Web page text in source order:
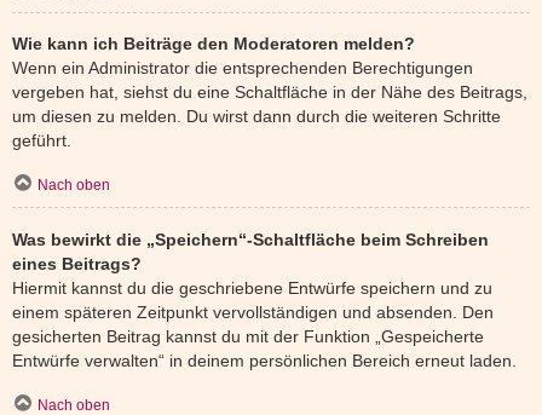
Wie kann ich Beiträge den Moderatoren melden?
Wenn ein Administrator die entsprechenden Berechtigungen
vergeben hat, siehst du eine Schaltfläche in der Nähe des Beitrags,
um diesen zu melden. Du wirst dann durch die weiteren Schritte
geführt.
Nach oben
Was bewirkt die „Speichern“-Schaltfläche beim Schreiben
eines Beitrags?
Hiermit kannst du die geschriebene Entwürfe speichern und zu
einem späteren Zeitpunkt vervollständigen und absenden. Den
gesicherten Beitrag kannst du mit der Funktion „Gespeicherte
Entwürfe verwalten“ in deinem persönlichen Bereich erneut laden.
Nach oben